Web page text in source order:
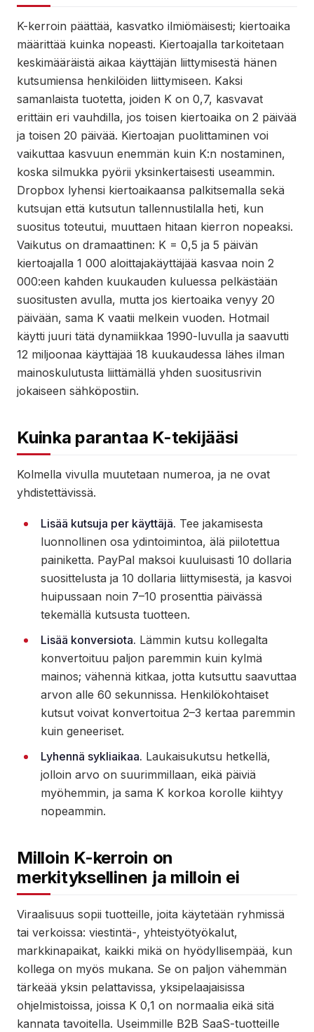
K-kerroin päättää, kasvatko ilmiömäisesti; kiertoaika
määrittää kuinka nopeasti. Kiertoajalla tarkoitetaan
keskimääräistä aikaa käyttäjän liittymisestä hänen
kutsumiensa henkilöiden liittymiseen. Kaksi
samanlaista tuotetta, joiden K on 0,7, kasvavat
erittäin eri vauhdilla, jos toisen kiertoaika on 2 päivää
ja toisen 20 päivää. Kiertoajan puolittaminen voi
vaikuttaa kasvuun enemmän kuin K:n nostaminen,
koska silmukka pyörii yksinkertaisesti useammin.
Dropbox lyhensi kiertoaikaansa palkitsemalla sekä
kutsujan että kutsutun tallennustilalla heti, kun
suositus toteutui, muuttaen hitaan kierron nopeaksi.
Vaikutus on dramaattinen: K = 0,5 ja 5 päivän
kiertoajalla 1 000 aloittajakäyttäjää kasvaa noin 2
000:een kahden kuukauden kuluessa pelkästään
suositusten avulla, mutta jos kiertoaika venyy 20
päivään, sama K vaatii melkein vuoden. Hotmail
käytti juuri tätä dynamiikkaa 1990-luvulla ja saavutti
12 miljoonaa käyttäjää 18 kuukaudessa lähes ilman
mainoskulutusta liittämällä yhden suositusrivin
jokaiseen sähköpostiin.
Kuinka parantaa K-tekijääsi
Kolmella vivulla muutetaan numeroa, ja ne ovat
yhdistettävissä.
Lisää kutsuja per käyttäjä. Tee jakamisesta
luonnollinen osa ydintoimintoa, älä piilotettua
painiketta. PayPal maksoi kuuluisasti 10 dollaria
suosittelusta ja 10 dollaria liittymisestä, ja kasvoi
huipussaan noin 7–10 prosenttia päivässä
tekemällä kutsusta tuotteen.
Lisää konversiota. Lämmin kutsu kollegalta
konvertoituu paljon paremmin kuin kylmä
mainos; vähennä kitkaa, jotta kutsuttu saavuttaa
arvon alle 60 sekunnissa. Henkilökohtaiset
kutsut voivat konvertoitua 2–3 kertaa paremmin
kuin geneeriset.
Lyhennä sykliaikaa. Laukaisukutsu hetkellä,
jolloin arvo on suurimmillaan, eikä päiviä
myöhemmin, ja sama K korkoa korolle kiihtyy
nopeammin.
Milloin K-kerroin on
merkityksellinen ja milloin ei
Viraalisuus sopii tuotteille, joita käytetään ryhmissä
tai verkoissa: viestintä-, yhteistyötyökalut,
markkinapaikat, kaikki mikä on hyödyllisempää, kun
kollega on myös mukana. Se on paljon vähemmän
tärkeää yksin pelattavissa, yksipelaajaisissa
ohjelmistoissa, joissa K 0,1 on normaalia eikä sitä
kannata tavoitella. Useimmille B2B SaaS-tuotteille